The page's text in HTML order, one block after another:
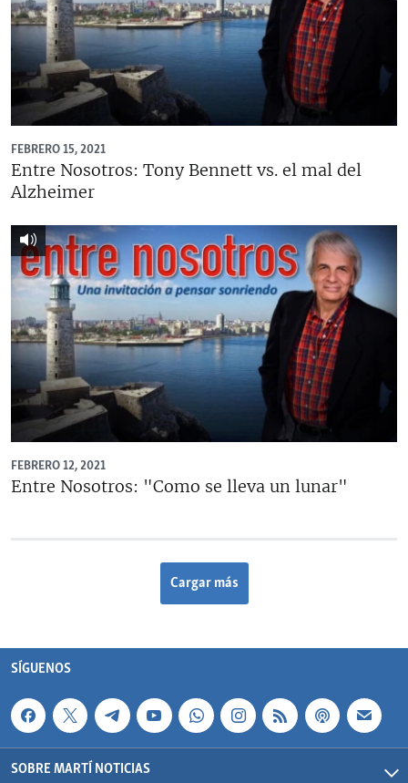
FEBRERO 15, 2021
Entre Nosotros: Tony Bennett vs. el mal del
Alzheimer
FEBRERO 12, 2021
Entre Nosotros: "Como se lleva un lunar"
Cargar más
SÍGUENOS
SOBRE MARTÍ NOTICIAS